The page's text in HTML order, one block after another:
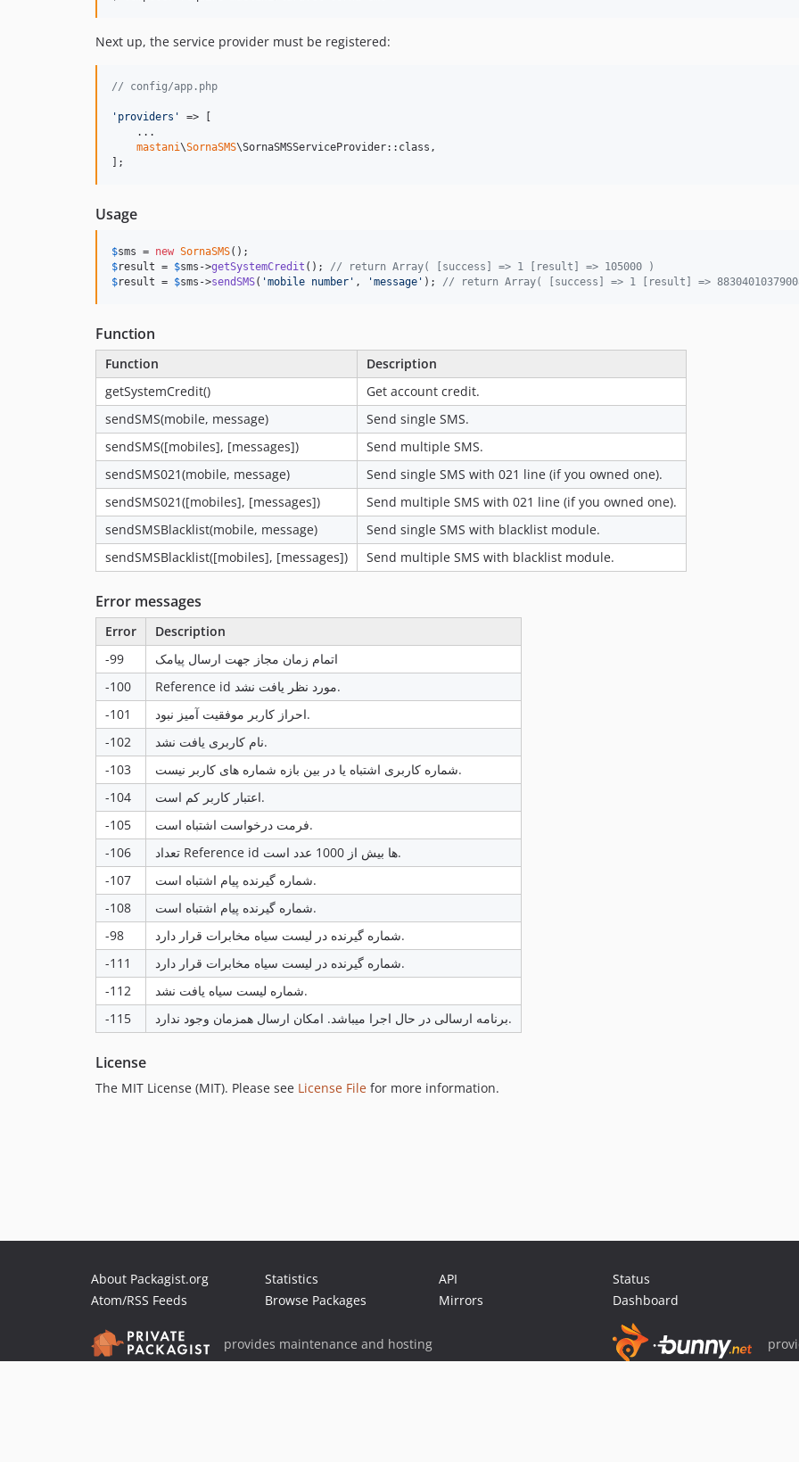
Next up, the service provider must be registered:
// config/app.php
' providers '
=> [
    ...
mastani\SornaSMS\SornaSMSServiceProvider::class,
];
Usage
$sms = new SornaSMS
$result = $sms ->getSystemCredit (); // return Array( [success] => 1 [result] => 105000 )
$result = $sms ->sendSMS( 'mobile number ' , 'message ' ); // return Array( [success] => 1 [result] =>
Function
Function
Description
getSystemCredit()
Get account credit.
sendSMS(mobile, message)
Send single SMS.
sendSMS([mobiles], [messages])
Send multiple SMS.
sendSMS021(mobile, message)
Send single SMS with 021 line (if you owned one).
sendSMS021([mobiles], [messages])
Send multiple SMS with 021 line (if you owned one).
sendSMSBlacklist(mobile, message)
Send single SMS with blacklist module.
sendSMSBlacklist([mobiles], [messages])
Send multiple SMS with blacklist module.
Error messages
Error
Description
-99
اتمام زمان مجاز جهت ارسال پیامک
-100
Reference id مورد نظر یافت نشد.
-101
احراز کاربر موفقیت آمیز نبود.
-102
نام کاربری یافت نشد.
-103
شماره کاربری اشتباه یا در بین بازه شماره های کاربر نیست.
-104
اعتبار کاربر کم است.
-105
فرمت درخواست اشتباه است.
-106
تعداد Reference id ها بیش از 1000 عدد است.
-107
شماره گیرنده پیام اشتباه است.
-108
شماره گیرنده پیام اشتباه است.
-98
شماره گیرنده در لیست سیاه مخابرات قرار دارد.
-111
شماره گیرنده در لیست سیاه مخابرات قرار دارد.
-112
شماره لیست سیاه یافت نشد.
-115
برنامه ارسالی در حال اجرا میباشد. امکان ارسال همزمان وجود ندارد.
License
The MIT License (MIT). Please see License File for more information.
About Packagist.org
Atom/RSS Feeds
Statistics
Browse Packages
API
Mirrors
Status
Dashboard
provides maintenance and hosting